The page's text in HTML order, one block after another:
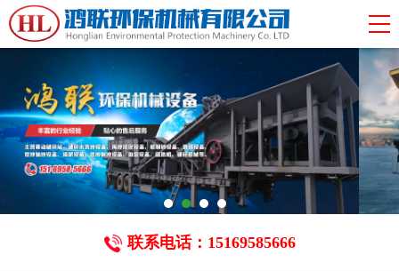
联系电话：15169585666